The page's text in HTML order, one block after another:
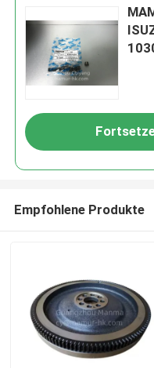
Empfohlene Produkte